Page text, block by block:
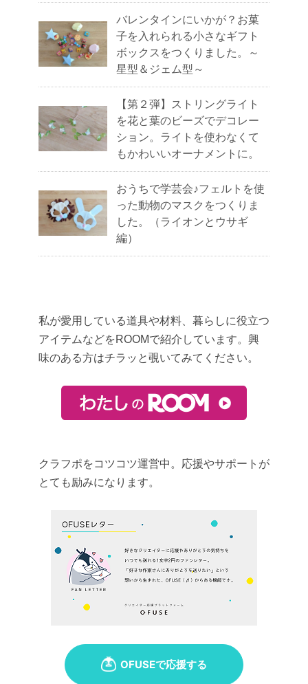
バレンタインにいかが？お菓
子を入れられる小さなギフト
ボックスをつくりました。～
星型＆ジェム型～
【第２弾】ストリングライト
を花と葉のビーズでデコレー
ション。ライトを使わなくて
もかわいいオーナメントに。
おうちで学芸会♪フェルトを使
った動物のマスクをつくりま
した。（ライオンとウサギ
編）
私が愛用している道具や材料、暮らしに役立つ
アイテムなどをROOMで紹介しています。興
味のある方はチラッと覗いてみてください。
クラフポをコツコツ運営中。応援やサポートが
とても励みになります。